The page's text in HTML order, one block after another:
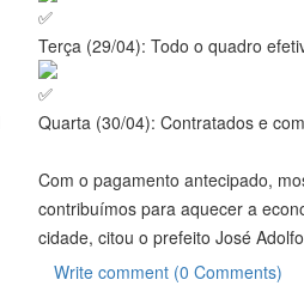
Terça (29/04): Todo o quadro
Quarta (30/04): Contratados e
Com o pagamento antecipado,
contribuímos para aquecer a
cidade, citou o prefeito José
Write comment (0 Comments)